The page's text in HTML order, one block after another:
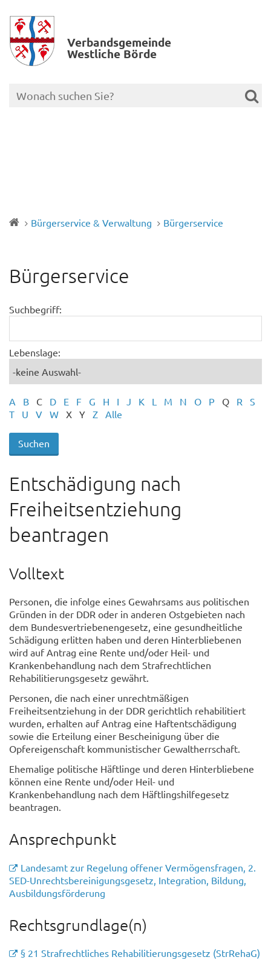
Verbands­gemeinde
Westliche Börde
Bürgerservice & Verwaltung Bürgerservice
Bürgerservice
Suchbegriff:
Lebenslage:
A B C D E F G H I J K L M N O P Q R
S
T
U V W X Y Z Alle
Entschädigung nach
Freiheitsentziehung
beantragen
Volltext
Personen, die infolge eines Gewahrsams aus politischen
Gründen in der DDR oder in anderen Ostgebieten nach
dem Bundesvertriebenengesetz, eine gesundheitliche
Schädigung erlitten haben und deren Hinterbliebenen
wird auf Antrag eine Rente und/oder Heil- und
Krankenbehandlung nach dem Strafrechtlichen
Rehabilitierungsgesetz gewährt.
Personen, die nach einer unrechtmäßigen
Freiheitsentziehung in der DDR gerichtlich rehabilitiert
wurden, erhalten auf Antrag eine Haftentschädigung
sowie die Erteilung einer Bescheinigung über die
Opfereigenschaft kommunistischer Gewaltherrschaft.
Ehemalige politische Häftlinge und deren Hinterbliebene
können eine Rente und/oder Heil- und
Krankenbehandlung nach dem Häftlingshilfegesetz
beantragen.
Ansprechpunkt
Landesamt zur Regelung offener Vermögensfragen, 2.
SED-Unrechtsbereinigungsgesetz, Integration, Bildung,
Ausbildungsförderung
Rechtsgrundlage(n)
§ 21 Strafrechtliches Rehabilitierungsgesetz (StrRehaG)